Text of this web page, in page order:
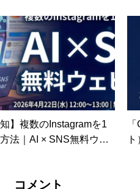
知】複数のInstagramを1
法｜AI × SNS無料ウェ
コメント